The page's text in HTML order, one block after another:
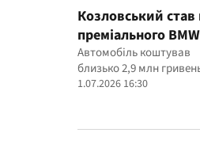
Козловський
преміального
про покупку
Автомобіль коштував
близько 2,9 млн
1.07.2026 16:30